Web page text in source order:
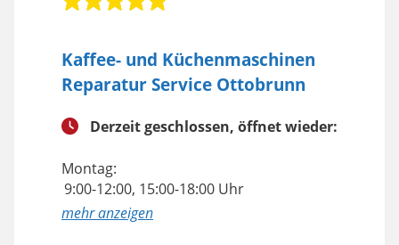
Kaffee- und Küchenmaschinen
Reparatur Service Ottobrunn
Derzeit geschlossen, öffnet wieder:
Montag:
9:00-12:00, 15:00-18:00 Uhr
anzeigen